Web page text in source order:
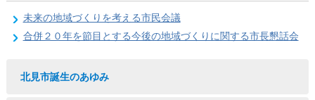
未来の地域づくりを考える市民会議
合併２０年を節目とする今後の地域づくりに関する市長懇話会
北見市誕生のあゆみ